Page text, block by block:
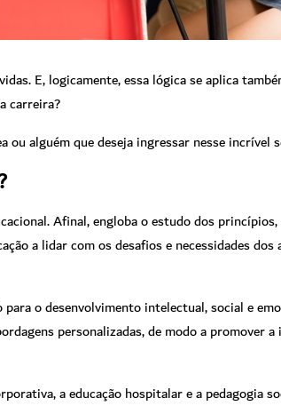
E, logicamente, essa lógica se aplica
carreira?
alguém que deseja ingressar nesse incrível
Afinal, engloba o estudo dos
a lidar com os desafios e necessidades dos
o desenvolvimento intelectual, social e
personalizadas, de modo a promover a
a educação hospitalar e a pedagogia